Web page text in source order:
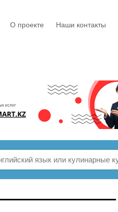
О проекте Наши контакты